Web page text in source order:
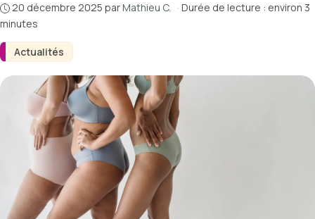
Actualités
20 décembre 2025 parMathieu C. · Durée de lecture : environ 3
minutes